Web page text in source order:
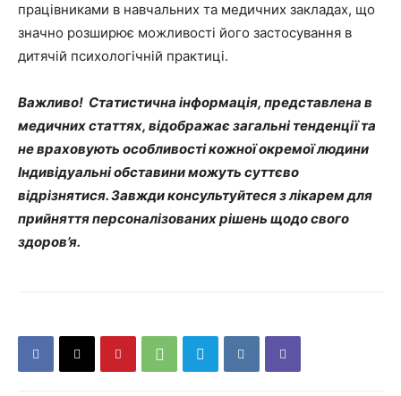
працівниками в навчальних та медичних закладах, що
значно розширює можливості його застосування в
дитячій психологічній практиці.
Важливо! Статистична інформація, представлена в
медичних статтях, відображає загальні тенденції та
не враховують особливості кожної окремої людини
Індивідуальні обставини можуть суттєво
відрізнятися. Завжди консультуйтеся з лікарем для
прийняття персоналізованих рішень щодо свого
здоров’я.